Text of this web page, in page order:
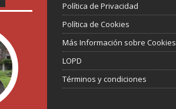
Política de Privacidad
Política de Cookies
Más Información sobre Cookies
LOPD
Términos y condiciones